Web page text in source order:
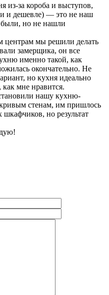
из-за короба и выступов,
и дешевле) — это не наш
но не нашли
центрам мы решили делать
замерщика, он все
именно такой, как
окончательно. Не
но кухня идеально
как мне нравится.
нашу кухню-
стенам, им пришлось
но результат